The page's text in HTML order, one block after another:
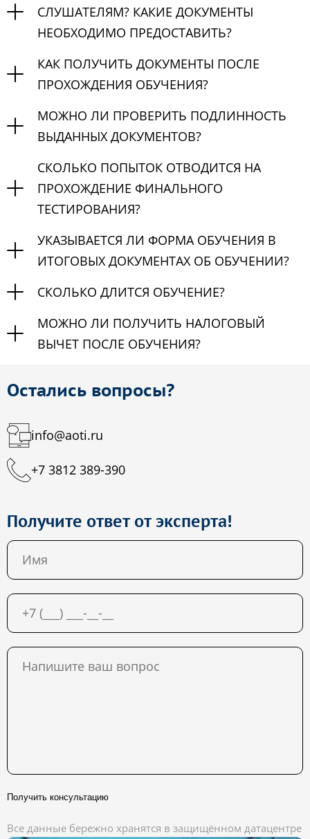
СЛУШАТЕЛЯМ? КАКИЕ ДОКУМЕНТЫ
НЕОБХОДИМО ПРЕДОСТАВИТЬ?
КАК ПОЛУЧИТЬ ДОКУМЕНТЫ ПОСЛЕ
ПРОХОЖДЕНИЯ ОБУЧЕНИЯ?
МОЖНО ЛИ ПРОВЕРИТЬ ПОДЛИННОСТЬ
ВЫДАННЫХ ДОКУМЕНТОВ?
СКОЛЬКО ПОПЫТОК ОТВОДИТСЯ НА
ПРОХОЖДЕНИЕ ФИНАЛЬНОГО
ТЕСТИРОВАНИЯ?
УКАЗЫВАЕТСЯ ЛИ ФОРМА ОБУЧЕНИЯ В
ИТОГОВЫХ ДОКУМЕНТАХ ОБ ОБУЧЕНИИ?
СКОЛЬКО ДЛИТСЯ ОБУЧЕНИЕ?
МОЖНО ЛИ ПОЛУЧИТЬ НАЛОГОВЫЙ
ВЫЧЕТ ПОСЛЕ ОБУЧЕНИЯ?
Остались вопросы?
info@aoti.ru
+7 3812 389-390
Получите ответ от эксперта!
Получить консультацию
Все данные бережно хранятся в защищённом датацентре